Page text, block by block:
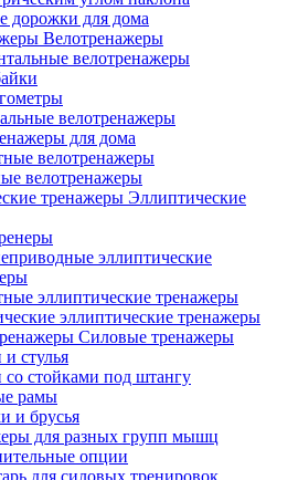
дорожки для дома
Велотренажеры
велотренажеры
велотренажеры
для дома
велотренажеры
велотренажеры
Эллиптические
эллиптические
эллиптические тренажеры
эллиптические тренажеры
Силовые тренажеры
стулья
стойками под штангу
рамы
и брусья
для разных групп мышц
опции
для силовых тренировок